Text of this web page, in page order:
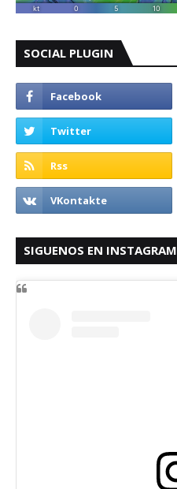
SOCIAL PLUGIN
SIGUENOS EN INSTAGRAM